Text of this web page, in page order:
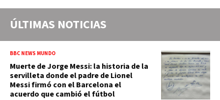
ÚLTIMAS NOTICIAS
BBC NEWS MUNDO
Muerte de Jorge Messi: la historia de la
servilleta donde el padre de Lionel
Messi firmó con el Barcelona el
acuerdo que cambió el fútbol